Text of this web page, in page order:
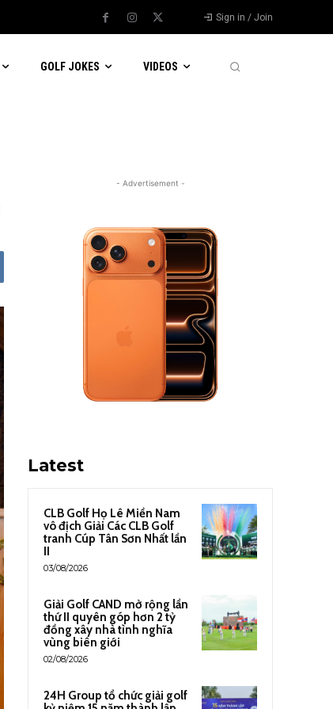
Sign in / Join
GOLF JOKES VIDEOS
- Advertisement -
Latest
CLB Golf Họ Lê Miền Nam
vô địch Giải Các CLB Golf
tranh Cúp Tân Sơn Nhất lần
II
03/08/2026
Giải Golf CAND mở rộng lần
thứ II quyên góp hơn 2 tỷ
đồng xây nhà tình nghĩa
vùng biên giới
02/08/2026
24H Group tổ chức giải golf